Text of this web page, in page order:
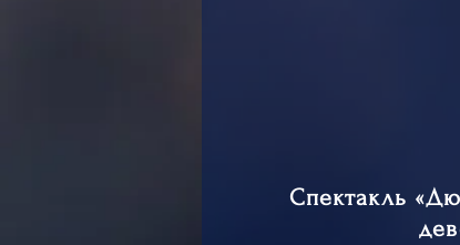
Спектакль